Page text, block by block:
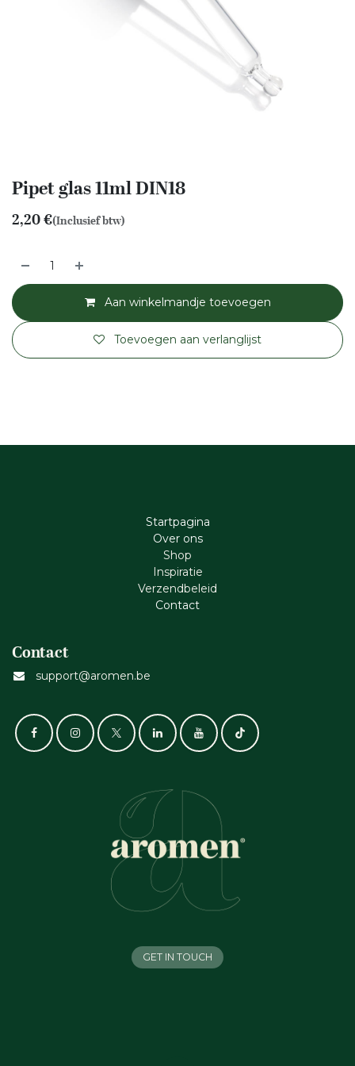
Pipet glas 11ml DIN18
2,20€(Inclusief btw)
Aan winkelmandje toevoegen
Toevoegen aan verlanglijst
Startpagina
Ove​r​ ons
Shop
Inspiratie
Verzendbeleid
Cont​act
Contact
support@aromen.be
GET IN TOUCH